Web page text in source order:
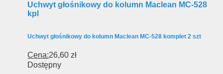
Uchwyt głośnikowy do kolumn Maclean MC-528
kpl
Uchwyt głośnikowy do kolumn Maclean MC-528 komplet 2 szt
Cena:26,60 zł
Dostępny